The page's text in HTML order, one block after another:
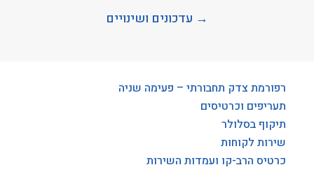
→ עדכונים ושינויים
רפורמת צדק תחבורתי – פעימה שניה
תעריפים וכרטיסים
תיקוף בסלולר
שירות לקוחות
כרטיס הרב-קו ועמדות השירות